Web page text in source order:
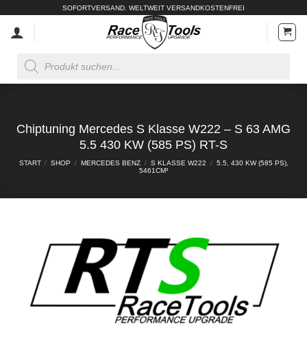
springen
SOFORTVERSAND. WELTWEIT VERSANDKOSTENFREI
search
Chiptuning Mercedes S Klasse W222 – S 63 AMG
5.5 430 KW (585 PS) RT-S
START / SHOP / MERCEDES BENZ / S KLASSE W222 / 5.5, 430 KW (585 PS),
5461CM³